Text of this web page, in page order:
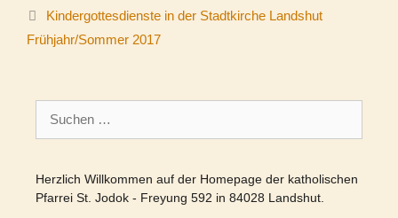
Kindergottesdienste in der Stadtkirche Landshut
Frühjahr/Sommer 2017
nach:
Herzlich Willkommen auf der Homepage der katholischen
Pfarrei St. Jodok - Freyung 592 in 84028 Landshut.